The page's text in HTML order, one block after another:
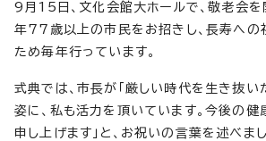
9月15日、文化会館大ホールで、敬老会を
年77歳以上の市民をお招きし、長寿への
ため毎年行っています。
式典では、市長が「厳しい時代を生き抜
姿に、私も活力を頂いています。今後の健
申し上げます」と、お祝いの言葉を述べま